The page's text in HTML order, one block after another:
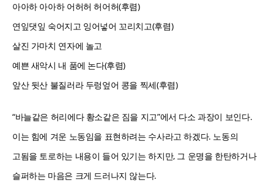
아아하 아아하 어허허 허어허(후렴)
연잎댓잎 숙어지고 잉어넣어 꼬리치고(후렴)
살진 가마치 연자에 놀고
예쁜 새악시 내 품에 논다(후렴)
앞산 뒷산 불질러라 두렁엎어 콩을 찍세(후렴)
“바늘같은 허리에다 황소같은 짐을 지고”에서 다소 과장이 보인다.
이는 힘에 겨운 노동임을 표현하려는 수사라고 하겠다. 노동의
고됨을 토로하는 내용이 들어 있기는 하지만, 그 운명을 한탄하거나
슬퍼하는 마음은 크게 드러나지 않는다.